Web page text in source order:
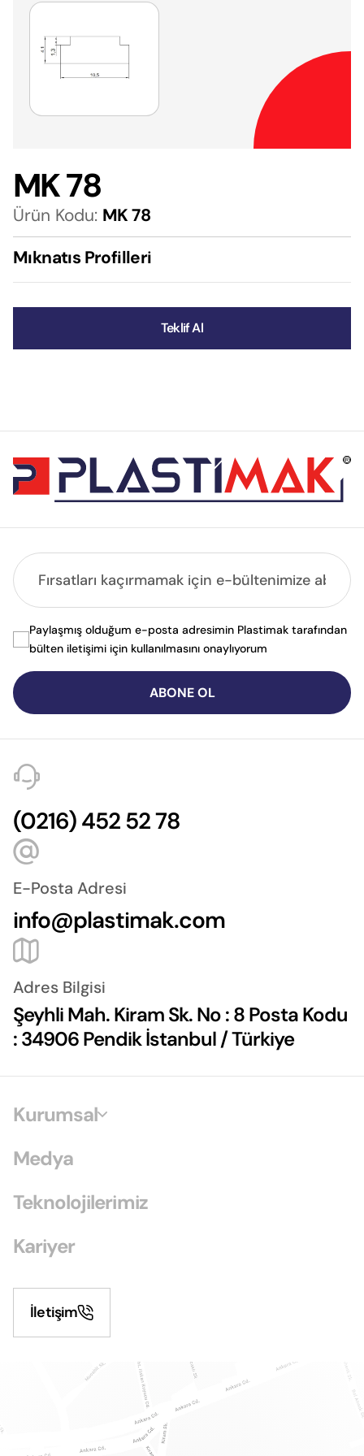
MK 78
Ürün Kodu: MK 78
Mıknatıs Profilleri
Teklif Al
ABONE OL
Paylaşmış olduğum e-posta adresimin Plastimak tarafından
bülten iletişimi için kullanılmasını onaylıyorum
(0216) 452 52 78
E-Posta Adresi
info@plastimak.com
Adres Bilgisi
Şeyhli Mah. Kiram Sk. No : 8 Posta Kodu
: 34906 Pendik İstanbul / Türkiye
Kurumsal
Medya
Teknolojilerimiz
Kariyer
İletişim